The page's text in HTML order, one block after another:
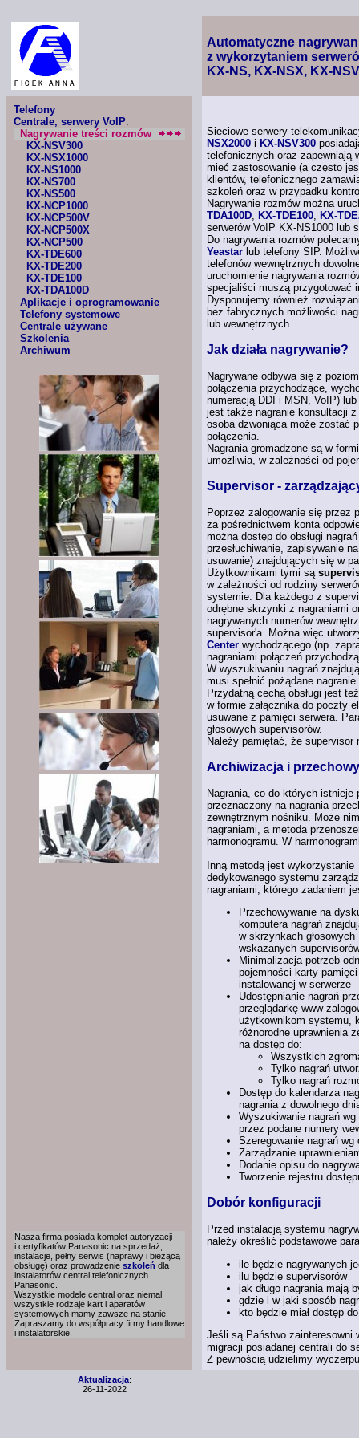
Automatyczne
z wykorzytaniem
KX-NS, KX-NSX, KX-NSV
Telefony
Centrale, serwery VoIP:
Nagrywanie treści rozmów
KX-NSV300
KX-NSX1000
KX-NS1000
KX-NS700
KX-NS500
KX-NCP1000
KX-NCP500V
KX-NCP500X
KX-NCP500
KX-TDE600
KX-TDE200
KX-TDE100
KX-TDA100D
Aplikacje i oprogramowanie
Telefony systemowe
Centrale używane
Szkolenia
Archiwum
Nasza firma posiada komplet autoryzacji
i certyfikatów Panasonic na sprzedaż,
instalacje, pełny serwis (naprawy i bieżącą
obsługę) oraz prowadzenie szkoleń dla
instalatorów central telefonicznych
Panasonic.
Wszystkie modele central oraz niemal
wszystkie rodzaje kart i aparatów
systemowych mamy zawsze na stanie.
Zapraszamy do współpracy firmy handlowe
i instalatorskie.
Sieciowe serwery
NSX2000 i KX-NSV300
telefonicznych oraz zapewniają
mieć zastosowanie (a często
klientów, telefonicznego
szkoleń oraz w przypadku
Nagrywanie rozmów można
TDA100D, KX-TDE100, KX-
serwerów VoIP KX-NS1000 lub
Do nagrywania rozmów
Yeastar lub telefony SIP.
telefonów wewnętrznych
uruchomienie nagrywania
specjaliści muszą przygotować
Dysponujemy również
bez fabrycznych możliwości
lub wewnętrznych.
Jak działa nagrywanie?
Nagrywane odbywa się z
połączenia przychodzące,
numeracją DDI i MSN, VoIP)
jest także nagranie konsultacji
osoba dzwoniąca może zostać
połączenia.
Nagrania gromadzone są w
umożliwia, w zależności od
Supervisor -
Poprzez zalogowanie się przez
za pośrednictwem konta
można dostęp do obsługi
przesłuchiwanie, zapisywanie
usuwanie) znajdujących się w
Użytkownikami tymi są
w zależności od rodziny
systemie. Dla każdego z
odrębne skrzynki z nagraniami
nagrywanych numerów
supervisor'a. Można więc
Center wychodzącego (np.
nagraniami połączeń
W wyszukiwaniu nagrań
musi spełnić pożądane nagranie.
Przydatną cechą obsługi jest
w formie załącznika do poczty
usuwane z pamięci serwera.
głosowych supervisorów.
Należy pamiętać, że supervisor
Archiwizacja i
Nagrania, co do których istnieje
przeznaczony na nagrania
zewnętrznym nośniku. Może
nagraniami, a metoda
harmonogramu. W
Inną metodą jest wykorzystanie
dedykowanego systemu
nagraniami, którego zadaniem
Przechowywanie na
komputera nagrań
w skrzynkach głosowych
wskazanych
Minimalizacja potrzeb
pojemności karty pamięci
instalowanej w serwerze
Udostępnianie nagrań
przeglądarkę www
użytkownikom systemu,
różnorodne uprawnienia
na dostęp do:
Wszystkich
Tylko nagrań
Tylko nagrań
Dostęp do kalendarza
nagrania z dowolnego
Wyszukiwanie nagrań
przez podane numery
Szeregowanie nagrań
Zarządzanie
Dodanie opisu do
Tworzenie rejestru
Dobór konfiguracji
Przed instalacją systemu
należy określić podstawowe
ile będzie nagrywanych
ilu będzie supervisorów
jak długo nagrania mają
gdzie i w jaki sposób
kto będzie miał dostęp
Jeśli są Państwo zainteresowni
migracji posiadanej centrali do
Z pewnością udzielimy
Aktualizacja:
26-11-2022